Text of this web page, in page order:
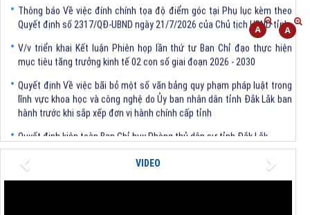
Quyết định số 2317/QĐ-UBND ngày 21/7/2026 của Chủ tịch UBND tỉnh
V/v triển khai Kết luận Phiên họp lần thứ tư Ban Chỉ đạo thực hiện
mục tiêu tăng trưởng kinh tế 02 con số giai đoạn 2026 - 2030
lĩnh vực khoa học và công nghệ do Ủy ban nhân dân tỉnh Đắk Lắk ban
hành trước khi sắp xếp đơn vị hành chính cấp tỉnh
Quyết định chấp thuận điều chỉnh chủ trương đầu tư dự án Xây dựng
nhà máy xử lý rác thải tại thành phố Tuy Hòa, tỉnh Phú Yên (nay là
phường Bình Kiến, tỉnh Đắk Lắk) của Công ty Cổ phần Tập đoàn công
VIDEO
Previous Next